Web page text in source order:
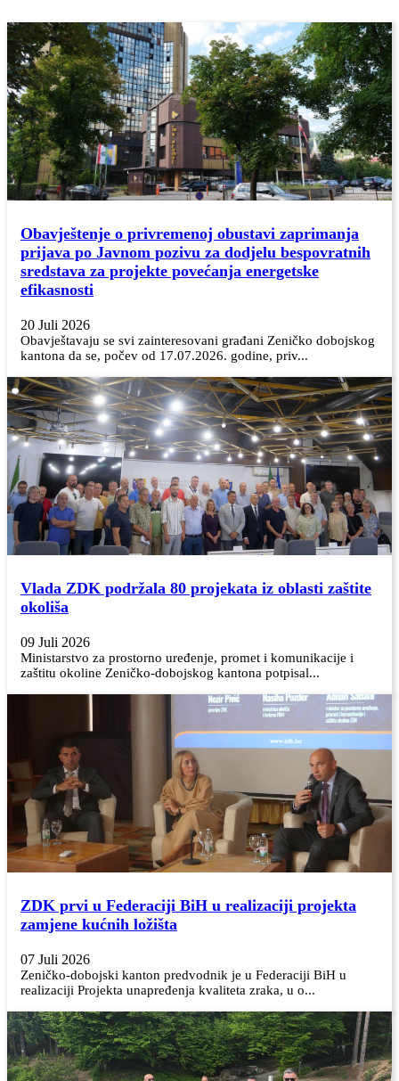
Obavještenje o privremenoj obustavi zaprimanja
prijava po Javnom pozivu za dodjelu bespovratnih
sredstava za projekte povećanja energetske
efikasnosti
20 Juli 2026
Obavještavaju se svi zainteresovani građani Zeničko dobojskog
kantona da se, počev od 17.07.2026. godine, priv...
Vlada ZDK podržala 80 projekata iz oblasti zaštite
okoliša
09 Juli 2026
Ministarstvo za prostorno uređenje, promet i komunikacije i
zaštitu okoline Zeničko-dobojskog kantona potpisal...
ZDK prvi u Federaciji BiH u realizaciji projekta
zamjene kućnih ložišta
07 Juli 2026
Zeničko-dobojski kanton predvodnik je u Federaciji BiH u
realizaciji Projekta unapređenja kvaliteta zraka, u o...